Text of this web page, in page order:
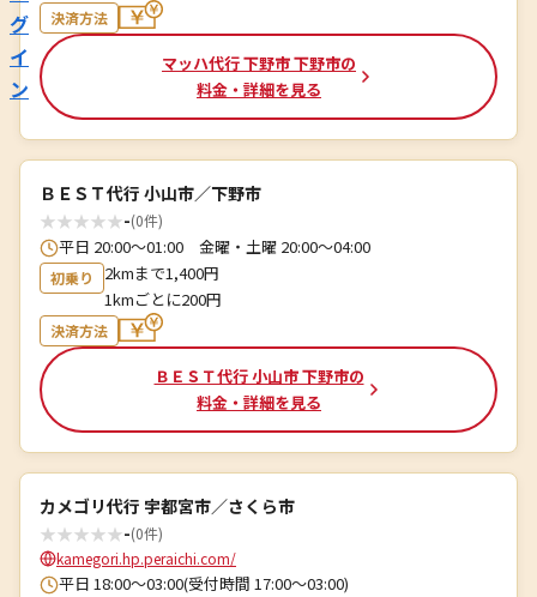
グ
イ
ン
決済方法
マッハ代行 下野市 下野市の
料金・詳細を見る
ＢＥＳＴ代行 小山市／下野市
★★★★★-(0件)
平日 20:00～01:00 金曜・土曜 20:00～04:00
初乗り
2kmまで1,400円
1kmごとに200円
決済方法
ＢＥＳＴ代行 小山市 下野市の
料金・詳細を見る
カメゴリ代行 宇都宮市／さくら市
★★★★★-(0件)
kamegori.hp.peraichi.com/
平日 18:00～03:00(受付時間 17:00〜03:00)